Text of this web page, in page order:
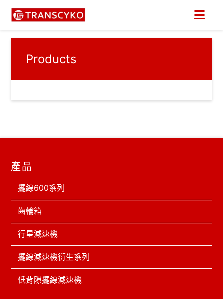
Products
產品
擺線600系列
齒輪箱
行星減速機
擺線減速機衍生系列
低背隙擺線減速機